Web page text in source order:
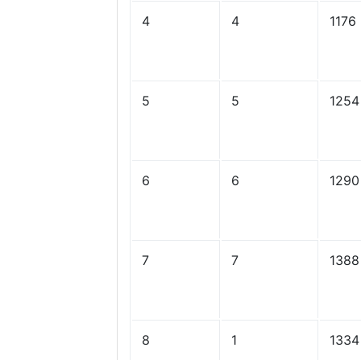
4 4 1176
5 5 1254
6 6 1290
7 7 1388
8 1 1334